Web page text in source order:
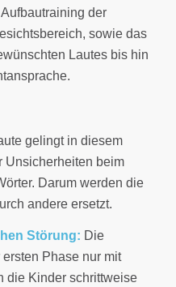
der
sowie das
Lautes bis hin
gelingt in diesem
Unsicherheiten beim
Darum werden die
andere ersetzt.
Störung: Die
Phase nur mit
die Kinder schrittweise